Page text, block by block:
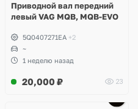
Приводной вал передний
левый VAG MQB, MQB-EVO
5Q0407271EA +2
~
1 неделю назад
20,000 ₽ 23